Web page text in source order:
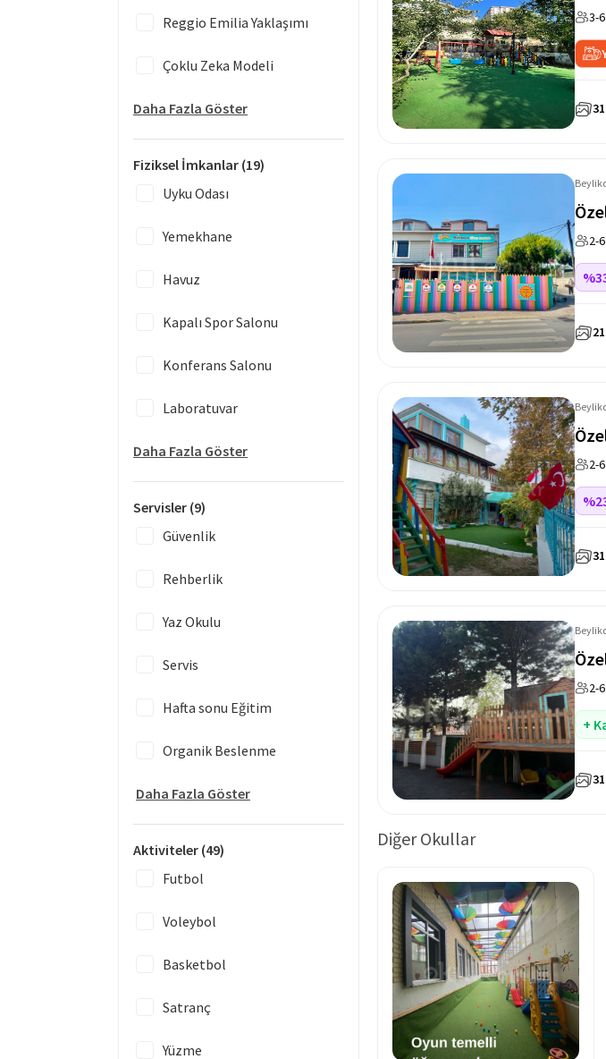
Reggio Emilia Yaklaşımı
Çoklu Zeka Modeli
Daha Fazla Göster
Fiziksel İmkanlar (19)
Uyku Odası
Yemekhane
Havuz
Kapalı Spor Salonu
Konferans Salonu
Laboratuvar
Daha Fazla Göster
Servisler (9)
Güvenlik
Rehberlik
Yaz Okulu
Servis
Hafta sonu Eğitim
Organik Beslenme
Daha Fazla Göster
Aktiviteler (49)
Futbol
Voleybol
Basketbol
Satranç
Yüzme
3-
31
2-
21
2-
31
2-
+
31
Diğer Okullar